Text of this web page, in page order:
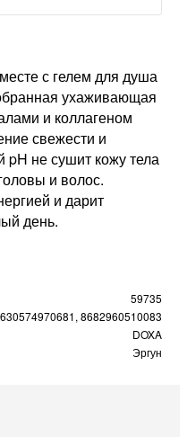
с гелем для душа
ухаживающая
и коллагеном
свежести и
не сушит кожу тела
и волос.
и дарит
день.
59735
8682960510083
DOXA
Эргун